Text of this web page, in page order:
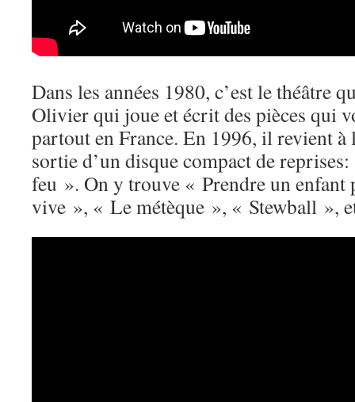
Dans les années 1980, c’est le théâtre
Olivier qui joue et écrit des pièces qui
partout en France. En 1996, il revient à
sortie d’un disque compact de
feu ». On y trouve « Prendre un enfant
vive », « Le métèque », « Stewball »,